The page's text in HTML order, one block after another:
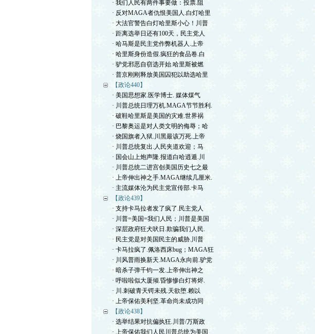
· 我们人民有两件事要做：投票.阻
· 反对MAGA者仇恨美国人.白灯哈里
· 大法官警告白灯哈里斯小心！川普
· 距离选举日还有100天，民主党人
· 哈马斯是民主党作弊机器人.上帝
· 哈里斯身份造假.疯狂的食品卷.白
· 驴党邪恶自窃选开始.哈里斯被燃
· 普京刚刚释放美国囚犯以助选哈里
【政论440】
· 美国思想家.医学博士. 媒体煤气
· 川普总统日理万机.MAGA节节胜利.
· 破鞋哈里斯是美国的灾难.世界祸
· 巴黎奥运是对人类文明的侮辱；哈
· 烧国旗者入狱.川黑最该万死.上帝
· 川普总统复出.人民夹道欢迎；马
· 国会山上炮声隆.报道白哈逍遁.川
· 川普总统二进宫创美国历史七之最
· 上帝伸出神之手.MAGA继续几厘米.
· 主流媒体沦为民主党宣传部.卡马
【政论439】
· 支持卡马拉者发了疯了.民主党人
· 川普=美国=我们人民；川普是美国
· 深层政府狂犬吠日.欺骗我们人民.
· 民主党是对美国民主的威胁.川普
· 卡马拉疯了.佩洛西床bug；MAGA狂
· 川风普雨换新天.MAGA永向前.驴党
· 暗杀子弹千钧一发.上帝伸出神之
· 呼啦啦似大厦倾.昏惨惨白灯将烬.
· 川.刺破青天锷未残.天欲堕.赖以
· 上帝保佑美利坚.革命尚未成功同
【政论438】
· 选举结果对抗偏执狂.川普/万斯政
· 上帝保佑我们人民川普总统为美国